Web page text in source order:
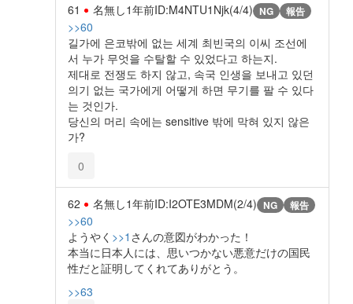
61 名無し1年前ID:M4NTU1Njk(4/4) NG 報告
>>60
길가에 은코밖에 없는 세계 최빈국의 이씨 조선에
서 누가 무엇을 수탈할 수 있었다고 하는지.
제대로 전쟁도 하지 않고, 속국 인생을 보내고 있던
의기 없는 국가에게 어떻게 하면 무기를 팔 수 있다
는 것인가.
당신의 머리 속에는 sensitive 밖에 막혀 있지 않은
가?
0
62 名無し1年前ID:I2OTE3MDM(2/4) NG 報告
>>60
ようやく >>1 さんの意図がわかった！
本当に日本人には、思いつかない悪意だけの国民
性だと証明してくれてありがとう。
>>63